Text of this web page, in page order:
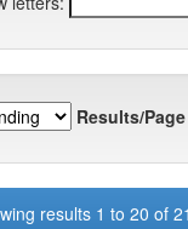
Results/Page
results 1 to 20 of